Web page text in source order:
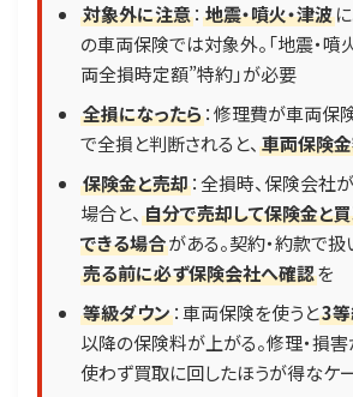
対象外に注意： 地震・噴火・津波
の車両保険では対象外。「地震・噴
両全損時定額”特約」が必要
全損になったら：修理費が車両保
で全損と判断されると、 車両保険
保険金と売却：全損時、保険会社
場合と、 自分で売却して保険金と
できる場合がある。契約・約款で扱
売る前に必ず保険会社へ確認を
等級ダウン：車両保険を使うと3
以降の保険料が上がる。修理・損害
使わず買取に回したほうが得なケ